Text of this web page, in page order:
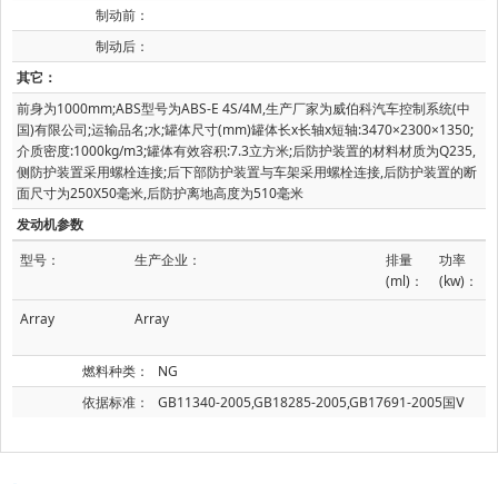
制动前：
制动后：
其它：
前身为1000mm;ABS型号为ABS-E 4S/4M,生产厂家为威伯科汽车控制系统(中
国)有限公司;运输品名;水;罐体尺寸(mm)罐体长x长轴x短轴:3470×2300×1350;
介质密度:1000kg/m3;罐体有效容积:7.3立方米;后防护装置的材料材质为Q235,
侧防护装置采用螺栓连接;后下部防护装置与车架采用螺栓连接,后防护装置的断
面尺寸为250X50毫米,后防护离地高度为510毫米
发动机参数
型号：
生产企业：
排量
(ml)：
功率
(kw)：
Array
Array
燃料种类：
NG
依据标准：
GB11340-2005,GB18285-2005,GB17691-2005国Ⅴ